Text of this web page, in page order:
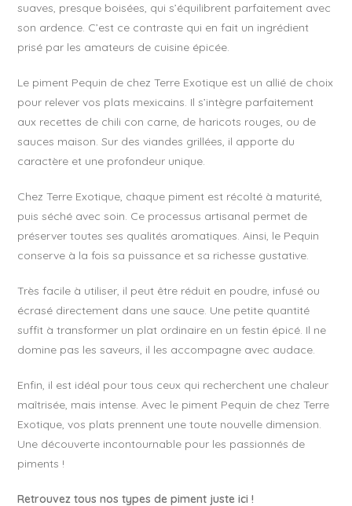
suaves, presque boisées, qui s’équilibrent parfaitement avec
son ardence. C’est ce contraste qui en fait un ingrédient
prisé par les amateurs de cuisine épicée.
Le piment Pequin de chez Terre Exotique est un allié de choix
pour relever vos plats mexicains. Il s’intègre parfaitement
aux recettes de chili con carne, de haricots rouges, ou de
sauces maison. Sur des viandes grillées, il apporte du
caractère et une profondeur unique.
Chez Terre Exotique, chaque piment est récolté à maturité,
puis séché avec soin. Ce processus artisanal permet de
préserver toutes ses qualités aromatiques. Ainsi, le Pequin
conserve à la fois sa puissance et sa richesse gustative.
Très facile à utiliser, il peut être réduit en poudre, infusé ou
écrasé directement dans une sauce. Une petite quantité
suffit à transformer un plat ordinaire en un festin épicé. Il ne
domine pas les saveurs, il les accompagne avec audace.
Enfin, il est idéal pour tous ceux qui recherchent une chaleur
maîtrisée, mais intense. Avec le piment Pequin de chez Terre
Exotique, vos plats prennent une toute nouvelle dimension.
Une découverte incontournable pour les passionnés de
piments !
Retrouvez tous nos types de piment juste ici !